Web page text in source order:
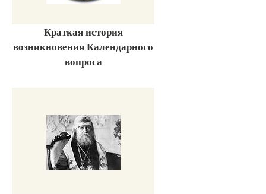
Краткая история
возникновения Календарного
вопроса